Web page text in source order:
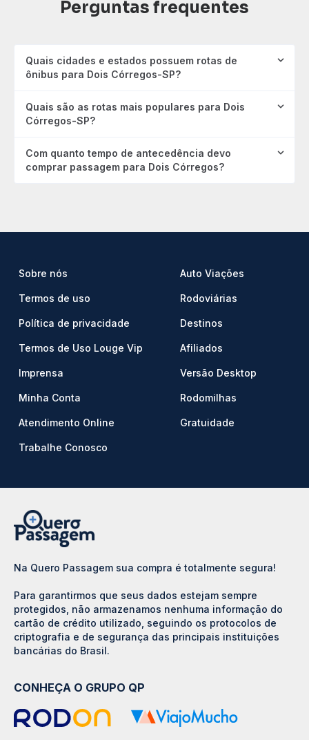
Perguntas frequentes
Quais cidades e estados possuem rotas de
ônibus para Dois Córregos-SP?
Quais são as rotas mais populares para Dois
Córregos-SP?
Com quanto tempo de antecedência devo
comprar passagem para Dois Córregos?
Sobre nós
Termos de uso
Política de privacidade
Termos de Uso Louge Vip
Imprensa
Minha Conta
Atendimento Online
Trabalhe Conosco
Auto Viações
Rodoviárias
Destinos
Afiliados
Versão Desktop
Rodomilhas
Gratuidade
Na Quero Passagem sua compra é totalmente segura!
Para garantirmos que seus dados estejam sempre
protegidos, não armazenamos nenhuma informação do
cartão de crédito utilizado, seguindo os protocolos de
criptografia e de segurança das principais instituições
bancárias do Brasil.
CONHEÇA O GRUPO QP